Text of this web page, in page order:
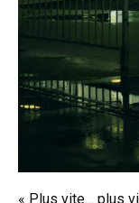
« Plus vite… plus